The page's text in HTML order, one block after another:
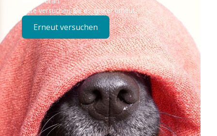
Bitte versuchen Sie es später erneut.
Erneut versuchen